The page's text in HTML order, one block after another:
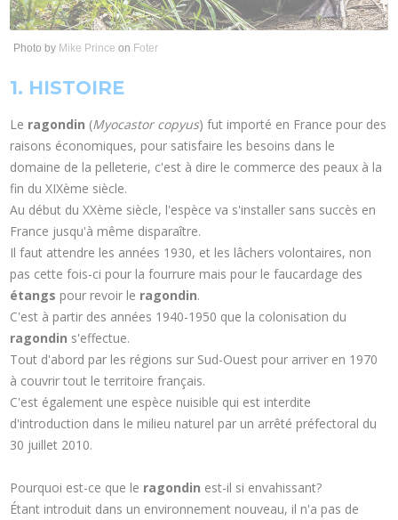
Photo by Mike Prince on Foter
1. HISTOIRE
Le ragondin (Myocastor copyus) fut importé en France pour des
raisons économiques, pour satisfaire les besoins dans le
domaine de la pelleterie, c'est à dire le commerce des peaux à la
fin du XIXème siècle.
Au début du XXème siècle, l'espèce va s'installer sans succès en
France jusqu'à même disparaître.
Il faut attendre les années 1930, et les lâchers volontaires, non
pas cette fois-ci pour la fourrure mais pour le faucardage des
étangs pour revoir le ragondin.
C'est à partir des années 1940-1950 que la colonisation du
ragondin s'effectue.
Tout d'abord par les régions sur Sud-Ouest pour arriver en 1970
à couvrir tout le territoire français.
C'est également une espèce nuisible qui est interdite
d'introduction dans le milieu naturel par un arrêté préfectoral du
30 juillet 2010.
Pourquoi est-ce que le ragondin est-il si envahissant?
Étant introduit dans un environnement nouveau, il n'a pas de